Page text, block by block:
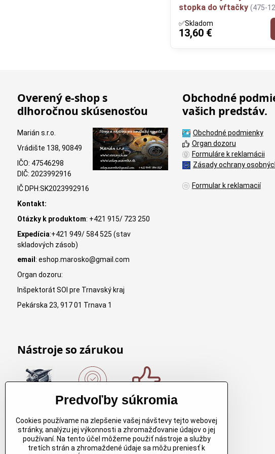
stopka do vŕtačky (475-
✅Skladom
13,60 €
Overený e-shop s
dlhoročnou skúsenosťou
Marián s.r.o.
Vrádište 138, 90849
IČO: 47546298
DIČ: 2023992916
IČ DPH:SK2023992916
Kontakt:
Otázky k produktom: +421 915/ 723 250
Expedícia:+421 949/ 584 525 (stav
skladových zásob)
email : eshop.marosko@gmail.com
Organ dozoru:
Inšpektorát SOI pre Trnavský kraj
Pekárska 23, 917 01 Trnava 1
Obchodné
vašich predstáv.
Obchodné podmienky
Organ dozoru
Formuláre k reklamácii
Zásady ochrany
Formular k reklamacií
Nástroje so zárukou
Nákup nad
Nákup nad
150€ a máte
dopravu
Originálne
Arbortech
Každy
produkt je
Kvalitné
náradie
Kvalitné
rezbárske
Predvoľby súkromia
Cookies používame na zlepšenie vašej návštevy tejto webovej
stránky, analýzu jej výkonnosti a zhromažďovanie údajov o jej
používaní. Na tento účel môžeme použiť nástroje a služby
tretích strán a zhromaždené údaje sa môžu preniesť k